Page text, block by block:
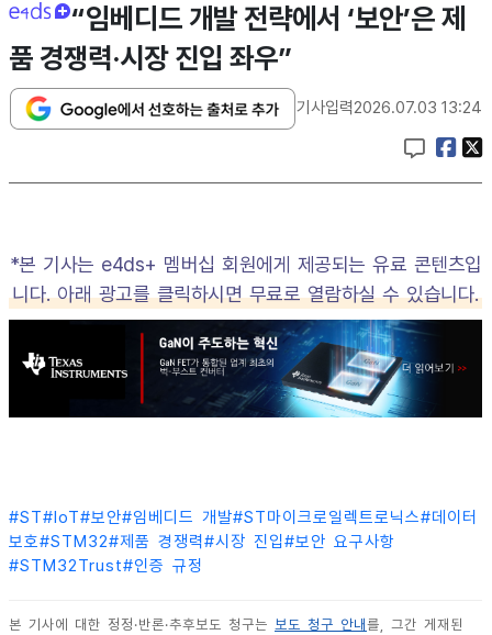
“임베디드 개발 전략에서 ‘보안’은 제
품 경쟁력·시장 진입 좌우”
기사입력2026.07.03 13:24
*본 기사는 e4ds+ 멤버십 회원에게 제공되는 유료 콘텐츠입
니다. 아래 광고를 클릭하시면 무료로 열람하실 수 있습니다.
#ST#IoT#보안#임베디드 개발#ST마이크로일렉트로닉스#데이터
보호#STM32#제품 경쟁력#시장 진입#보안 요구사항
#STM32Trust#인증 규정
본 기사에 대한 정정·반론·추후보도 청구는 보도 청구 안내 를, 그간 게재된